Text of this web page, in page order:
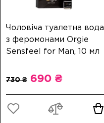
Чоловіча туалетна вода
з феромонами Orgie
Sensfeel for Man, 10 мл
690 ₴